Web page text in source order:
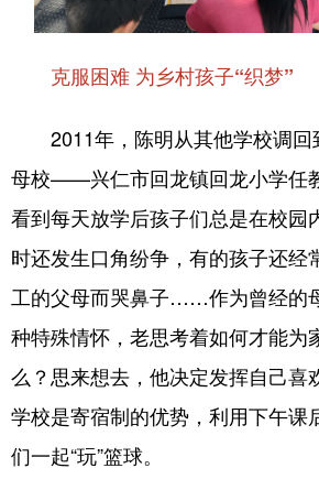
克服困难 为乡村孩子“织梦”
2011年，陈明从其他学校调回
母校——兴仁市回龙镇回龙小学任
看到每天放学后孩子们总是在校园
时还发生口角纷争，有的孩子还经
工的父母而哭鼻子……作为曾经的
种特殊情怀，老思考着如何才能为
么？思来想去，他决定发挥自己喜
学校是寄宿制的优势，利用下午课
们一起“玩”篮球。